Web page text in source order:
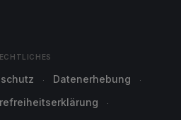
Datenerhebung